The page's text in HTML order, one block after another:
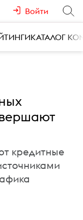
Войти
КАТАЛОГ
кредитные